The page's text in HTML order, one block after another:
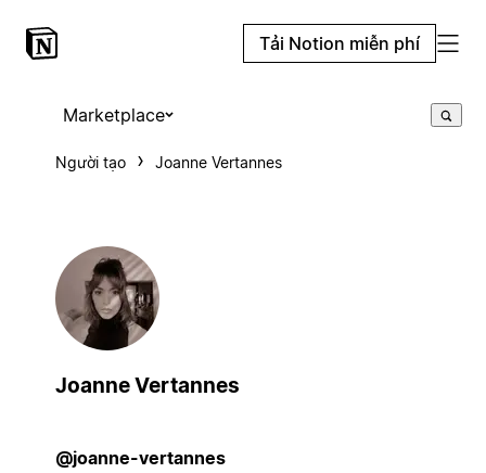
Tải Notion miễn phí
Marketplace
Người tạo Joanne Vertannes
Joanne Vertannes
@joanne-vertannes